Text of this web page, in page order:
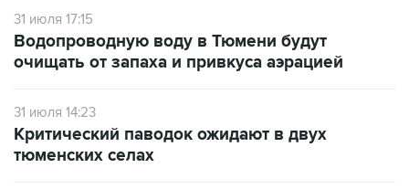
31 июля 17:15
Водопроводную воду в Тюмени будут
очищать от запаха и привкуса аэрацией
31 июля 14:23
Критический паводок ожидают в двух
тюменских селах